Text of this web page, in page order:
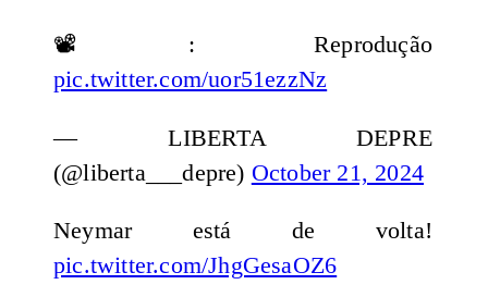
📽️: Reprodução
pic.twitter.com/uor51ezzNz
— LIBERTA DEPRE
(@liberta___depre) October 21, 2024
Neymar está de volta!
pic.twitter.com/JhgGesaOZ6